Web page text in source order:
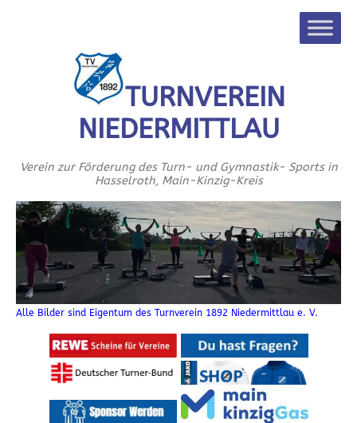
TURNVEREIN
NIEDERMITTLAU
Verein zur Förderung des Turn- und Gymnastik- Sports in
Hasselroth, Main-Kinzig-Kreis
Alle Bilder sind Eigentum des Turnverein 1892 Niedermittlau e. V.